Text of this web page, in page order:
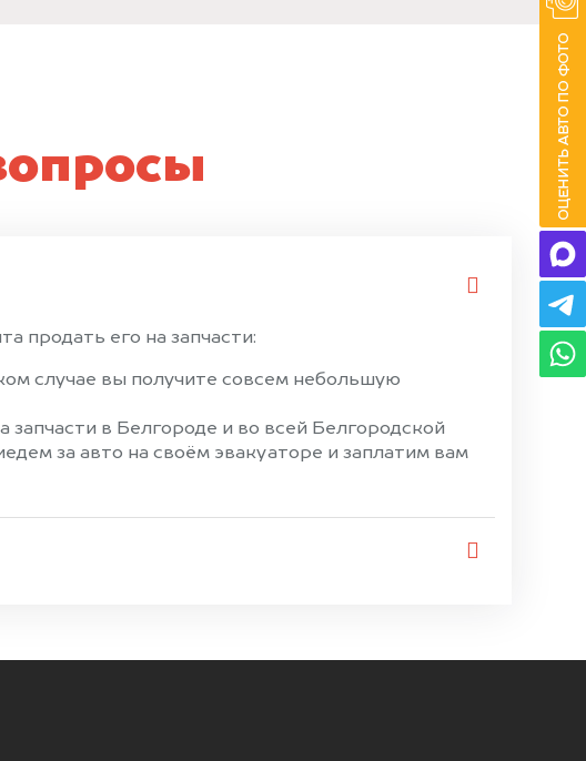
продать его на запчасти:
случае вы получите совсем небольшую
в Белгороде и во всей Белгородской
за авто на своём эвакуаторе и заплатим вам